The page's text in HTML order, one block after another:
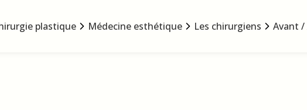
plastique Médecine esthétique Les chirurgiens Avant /